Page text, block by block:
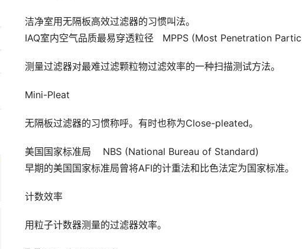
洁净室用无隔板高效过滤器的习惯叫法。
IAQ室内空气品质最易穿透粒径   MPPS (Most Penetration
测量过滤器对最难过滤颗粒物过滤效率的一种扫描测试方法。
Mini-Pleat
无隔板过滤器的习惯称呼。有时也称为Close-pleated。
美国国家标准局    NBS (National Bureau of Standard)
早期的美国国家标准局曾将AFI的计重法和比色法定为国家标准。
计数效率
用粒子计数器测量的过滤器效率。